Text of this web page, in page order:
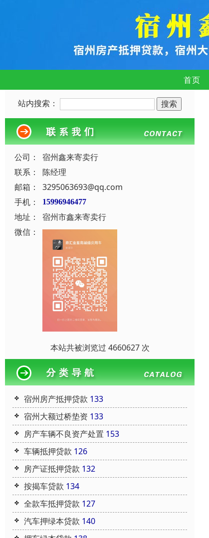
首页
站内搜索：
公司：
宿州鑫来寄卖行
联系：
陈经理
邮箱：
3295063693@qq.com
手机：
15996946477
地址：
宿州市鑫来寄卖行
微信：
本站共被浏览过 4660627 次
宿州房产抵押贷款 133
宿州大额过桥垫资 133
房产车辆不良资产处置 153
车辆抵押贷款 126
房产证抵押贷款 132
按揭车贷款 134
全款车抵押贷款 127
汽车押绿本贷款 140